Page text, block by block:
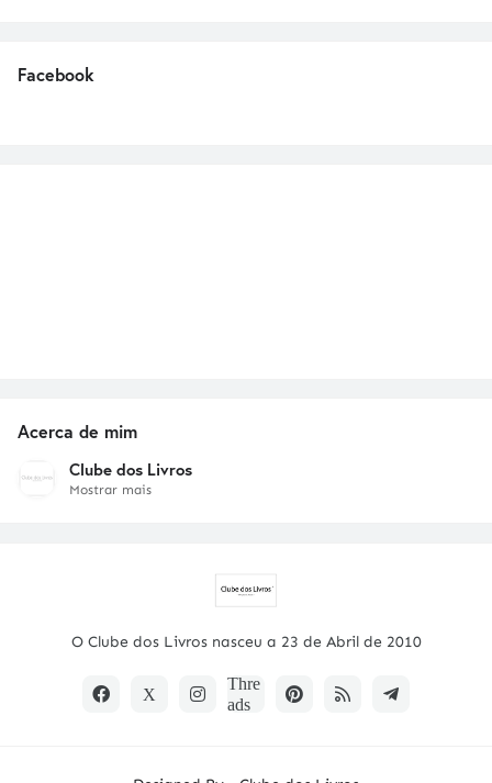
Facebook
Acerca de mim
Clube dos Livros
Mostrar mais
O Clube dos Livros nasceu a 23 de Abril de 2010